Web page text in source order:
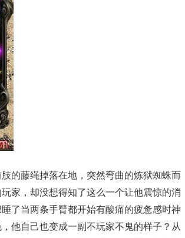
的藤绳掉落在地，突然弯曲的炼狱蜘蛛而
家，却没想得知了这么一个让他震惊的消
了当两条手臂都开始有酸痛的疲惫感时神
他自己也变成一副不玩家不鬼的样子？从